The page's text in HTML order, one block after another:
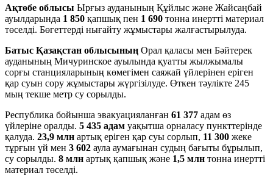
Ақтөбе облысы Ырғыз ауданының Құйлыс және Жайсаңбай
ауылдарында 1 850 қапшық пен 1 690 тонна инертті материал
төселді. Бөгеттерді нығайту жұмыстары жалғастырылуда.
Батыс Қазақстан облысының Орал қаласы мен Бәйтерек
ауданының Мичуринское ауылында қуатты жылжымалы
сорғы станцияларының көмегімен саяжай үйлерінен еріген
қар суын сору жұмыстары жүргізілуде. Өткен тәулікте 245
мың текше метр су сорылды.
Республика бойынша эвакуацияланған 61 377 адам өз
үйлеріне оралды. 5 435 адам уақытша орналасу пункттерінде
қалуда. 23,9 млн артық еріген қар суы сорлып, 11 300 жеке
тұрғын үй мен 3 602 аула аумағынан судың бағыты бұрылып,
су сорылды. 8 млн артық қапшық және 1,5 млн тонна инертті
материал төселді.